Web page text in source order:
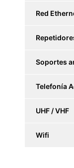
Red
Soportes
Telefonía
UHF / VHF
Wifi